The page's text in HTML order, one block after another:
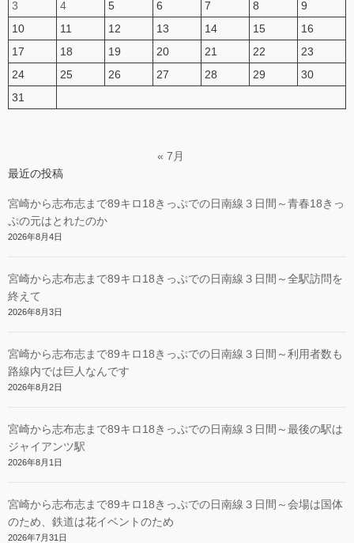
3 4 5 6 7 8
9
10
11 12 13 14 15
16
17
18 19 20 21 22
23
24
25 26 27 28 29
30
31
« 7月
最近の投稿
宮崎から志布志まで89キロ18きっぷでの日南線３日間～青春18きっ
ぷの元はとれたのか
2026年8月4日
宮崎から志布志まで89キロ18きっぷでの日南線３日間～全駅訪問を
終えて
2026年8月3日
宮崎から志布志まで89キロ18きっぷでの日南線３日間～利用者数も
路線内では巨人なんです
2026年8月2日
宮崎から志布志まで89キロ18きっぷでの日南線３日間～最後の駅は
ジャイアンツ駅
2026年8月1日
宮崎から志布志まで89キロ18きっぷでの日南線３日間～会場は国体
のため、鉄道は花イベントのため
2026年7月31日